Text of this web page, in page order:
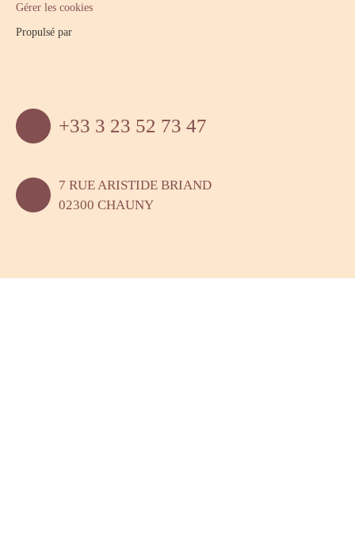
Gérer les cookies
Propulsé par
+33 3 23 52 73 47
7 RUE ARISTIDE BRIAND
02300 CHAUNY